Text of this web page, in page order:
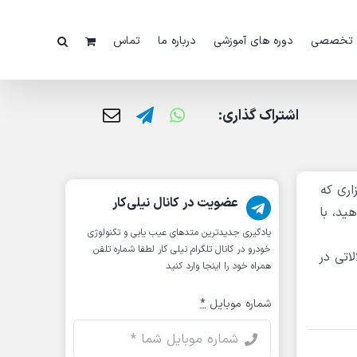
تخصصی دوره های آموزشی درباره ما تماس
اشتراک گذاری:
که
با
در
عضویت در کانال نیلی‌کار
یادگیری جدیدترین متد‌های عیب یابی‌ و تکنولوژی
خودرو در کانال تلگرام نیلی کار لطفا شماره تلفن
همراه خود را اینجا وارد کنید
شماره موبایل *